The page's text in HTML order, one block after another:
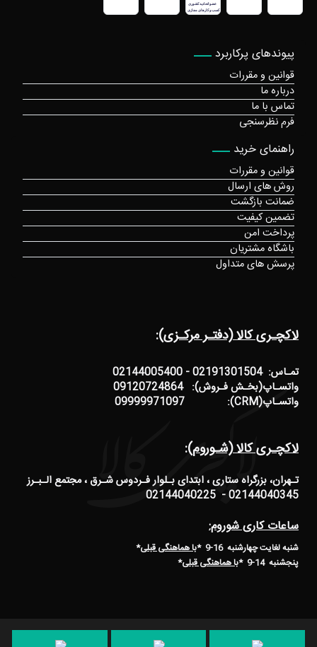
لاکچـری کالا (دفتـر مرکـزی):
تمـاس: 02191301504 - 02144005400
واتسـاپ(بخـش فـروش): 09120724864
واتسـاپ(CRM): 09999971097
لاکچـری کالا (شـوروم):
تـهران، بزرگراه ستاری ، ابتدای بـلوار فـردوس شـرق ، مجتمع الـبـرز
02144040345 - 02144040225
ساعات کاری شوروم:
شنبه لغایت چهارشنبه 16-9 * با هماهنگی قبلی*
پنجشنبه 14-9
*با هماهنگی قبلی*
پیوندهای پرکاربرد
قوانین و مقررات
درباره ما
تماس با ما
فرم نظرسنجی
راهنمای خرید
قوانین و مقررات
روش های ارسال
ضمانت بازگشت
تضمین کیفیت
پرداخت امن
باشگاه مشتریان
پرسش های متداول